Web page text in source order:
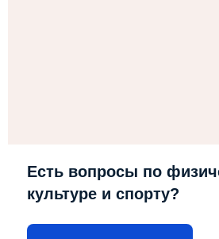
Есть вопросы по
культуре и спорту?